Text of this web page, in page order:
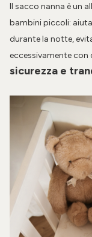
Il sacco nanna è un
bambini piccoli:
durante la notte,
eccessivamente
sicurezza e